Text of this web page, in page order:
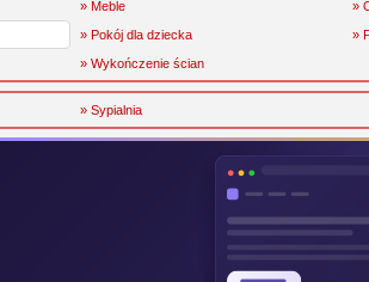
» Meble
»
» Pokój dla dziecka
»
» Wykończenie ścian
» Sypialnia